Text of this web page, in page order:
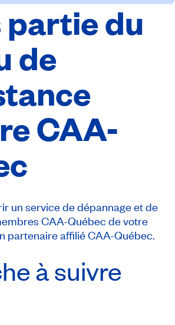
partie du
de
CAA-
un service de dépannage et de
CAA-Québec de votre
partenaire affilié CAA-Québec.
à suivre